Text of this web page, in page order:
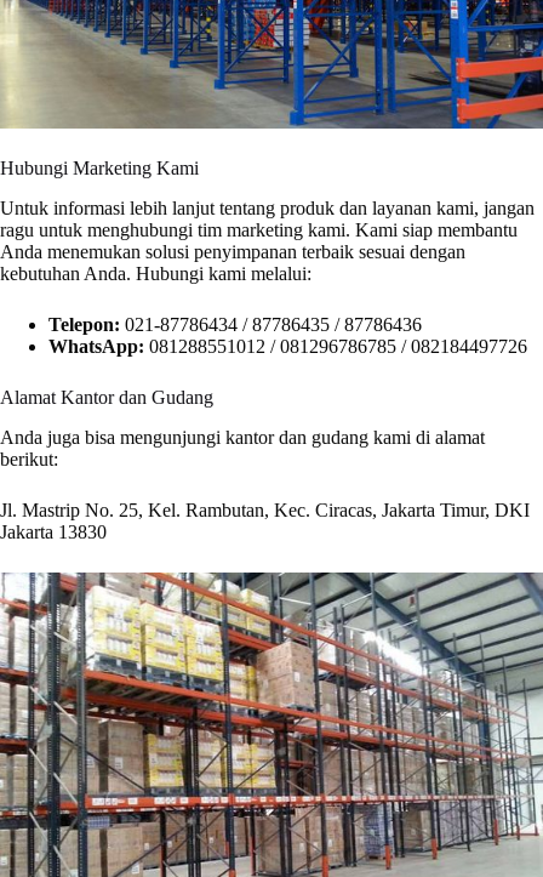
Hubungi Marketing Kami
Untuk informasi lebih lanjut tentang produk dan layanan kami, jangan
ragu untuk menghubungi tim marketing kami. Kami siap membantu
Anda menemukan solusi penyimpanan terbaik sesuai dengan
kebutuhan Anda. Hubungi kami melalui:
Telepon: 021-87786434 / 87786435 / 87786436
WhatsApp: 081288551012 / 081296786785 / 082184497726
Alamat Kantor dan Gudang
Anda juga bisa mengunjungi kantor dan gudang kami di alamat
berikut:
Jl. Mastrip No. 25, Kel. Rambutan, Kec. Ciracas, Jakarta Timur, DKI
Jakarta 13830